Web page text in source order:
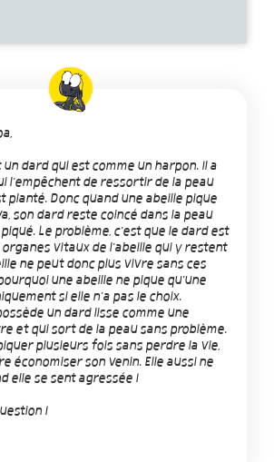
un dard qui est comme un harpon. Il a
l'empêchent de ressortir de la peau
planté. Donc quand une abeille pique
son dard reste coincé dans la peau
Le problème, c'est que le dard est
vitaux de l'abeille qui y restent
ne peut donc plus vivre sans ces
une abeille ne pique qu'une
si elle n'a pas le choix.
un dard lisse comme une
et qui sort de la peau sans problème.
plusieurs fois sans perdre la vie,
économiser son venin. Elle aussi ne
elle se sent agressée !
!